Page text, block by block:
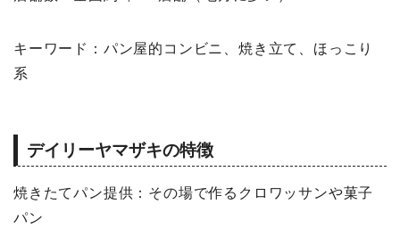
キーワード：パン屋的コンビニ、焼き立て、ほっこり
系
デイリーヤマザキの特徴
焼きたてパン提供：その場で作るクロワッサンや菓子
パン